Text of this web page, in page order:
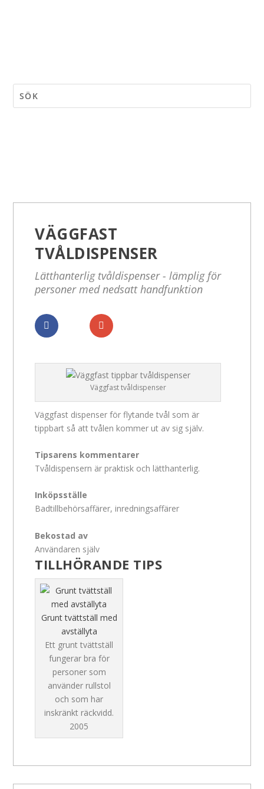
VÄGGFAST
TVÅLDISPENSER
Lätthanterlig tvåldispenser - lämplig för
personer med nedsatt handfunktion
Väggfast tvåldispenser
Väggfast dispenser för flytande tvål som är
tippbart så att tvålen kommer ut av sig själv.
Tipsarens kommentarer
Tvåldispensern är praktisk och lätthanterlig.
Inköpsställe
Badtillbehörsaffärer, inredningsaffärer
Bekostad av
Användaren själv
TILLHÖRANDE TIPS
Grunt tvättställ med
avställyta
Ett grunt tvättställ
fungerar bra för
personer som
använder rullstol
och som har
inskränkt räckvidd.
2005